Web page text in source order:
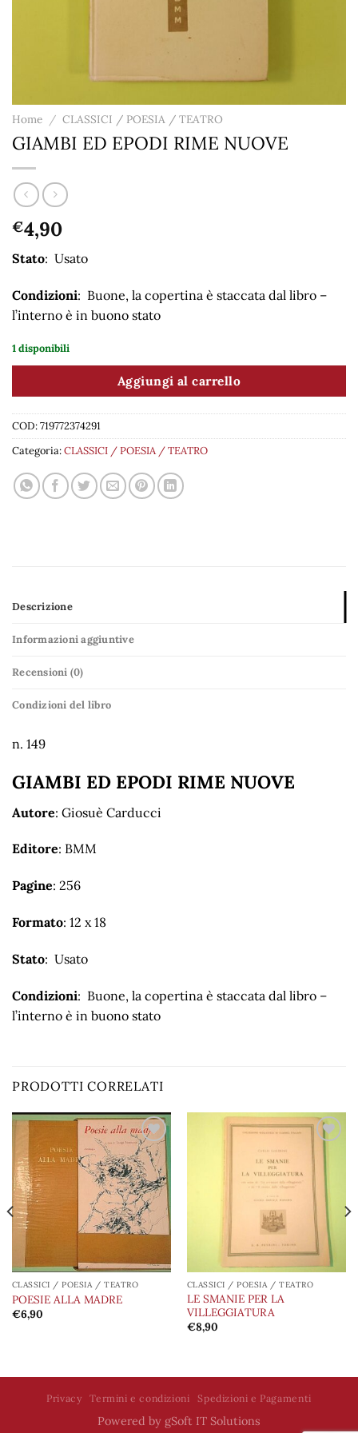
Home / CLASSICI / POESIA / TEATRO
GIAMBI ED EPODI RIME NUOVE
€4,90
Stato: Usato
Condizioni: Buone, la copertina è staccata dal libro –
l’interno è in buono stato
1 disponibili
Aggiungi al carrello
COD:719772374291
Categoria:CLASSICI / POESIA / TEATRO
Descrizione
Informazioni aggiuntive
Recensioni (0)
Condizioni del libro
n. 149
GIAMBI ED EPODI RIME NUOVE
Autore: Giosuè Carducci
Editore: BMM
Pagine: 256
Formato: 12 x 18
Stato: Usato
Condizioni: Buone, la copertina è staccata dal libro –
l’interno è in buono stato
PRODOTTI CORRELATI
Aggiungi
alla lista
dei
desideri
CLASSICI / POESIA / TEATRO
POESIE ALLA MADRE
€6,90
dei
CLASSICI / POESIA / TEATRO
LE SMANIE PER LA
VILLEGGIATURA
€8,90
Privacy Termini e condizioni Spedizioni e Pagamenti
Powered by gSoft IT Solutions